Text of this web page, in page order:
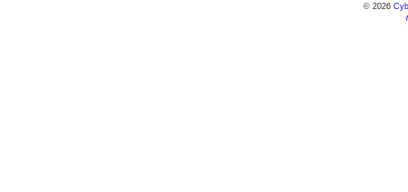
© 2026